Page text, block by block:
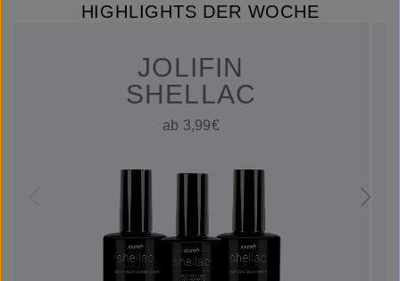
HIGHLIGHTS DER WOCHE
JOLIFIN
SHELLAC
ab 3,99€